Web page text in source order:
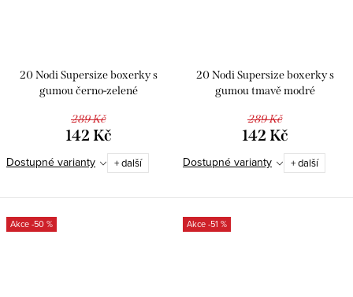
20 Nodi Supersize boxerky s
gumou černo-zelené
289 Kč
142 Kč
Dostupné varianty + další
20 Nodi Supersize boxerky s
gumou tmavě modré
289 Kč
142 Kč
Dostupné varianty + další
-50 % -51 %